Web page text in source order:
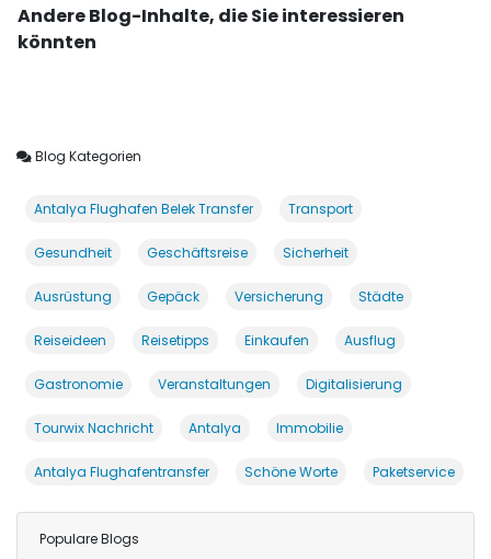
Andere Blog-Inhalte, die Sie interessieren
könnten
Blog Kategorien
Antalya Flughafen Belek Transfer Transport
Gesundheit Geschäftsreise Sicherheit
Ausrüstung Gepäck Versicherung Städte
Reiseideen Reisetipps Einkaufen Ausflug
Gastronomie Veranstaltungen Digitalisierung
Tourwix Nachricht Antalya Immobilie
Antalya Flughafentransfer Schöne Worte Paketservice
Populare Blogs